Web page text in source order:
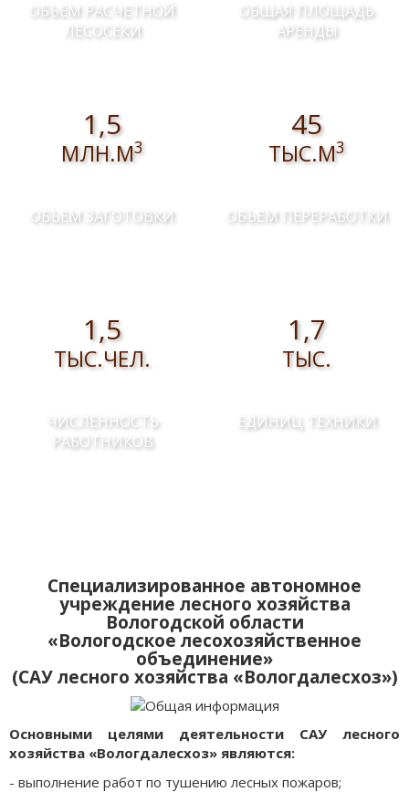
ОБЪЕМ РАСЧЕТНОЙ
ЛЕСОСЕКИ
ОБЩАЯ ПЛОЩАДЬ
АРЕНДЫ
1,5
МЛН.М3
ОБЪЕМ ЗАГОТОВКИ
45
ТЫС.М3
ОБЪЕМ ПЕРЕРАБОТКИ
1,5
ТЫС.ЧЕЛ.
ЧИСЛЕННОСТЬ
РАБОТНИКОВ
1,7
ТЫС.
ЕДИНИЦ ТЕХНИКИ
Специализированное автономное
учреждение лесного хозяйства
Вологодской области
«Вологодское лесохозяйственное
объединение»
(САУ лесного хозяйства «Вологдалесхоз»)
Основными целями деятельности САУ лесного
хозяйства «Вологдалесхоз» являются:
- выполнение работ по тушению лесных пожаров;